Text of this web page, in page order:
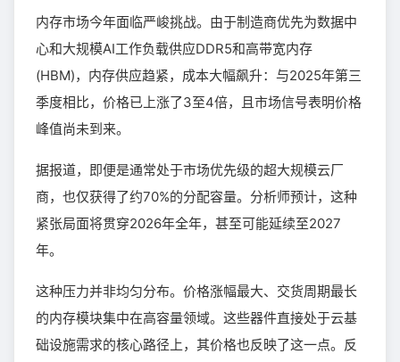
内存市场今年面临严峻挑战。由于制造商优先为数据中
心和大规模AI工作负载供应DDR5和高带宽内存
(HBM)，内存供应趋紧，成本大幅飙升：与2025年第三
季度相比，价格已上涨了3至4倍，且市场信号表明价格
峰值尚未到来。
据报道，即便是通常处于市场优先级的超大规模云厂
商，也仅获得了约70%的分配容量。分析师预计，这种
紧张局面将贯穿2026年全年，甚至可能延续至2027
年。
这种压力并非均匀分布。价格涨幅最大、交货周期最长
的内存模块集中在高容量领域。这些器件直接处于云基
础设施需求的核心路径上，其价格也反映了这一点。反